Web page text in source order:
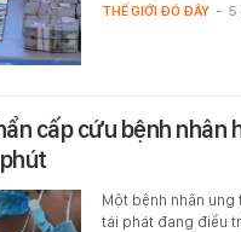
THẾ GIỚI ĐÓ ĐÂY - 5
cấp cứu bệnh nhân
Một bệnh nhân ung
tái phát đang điều